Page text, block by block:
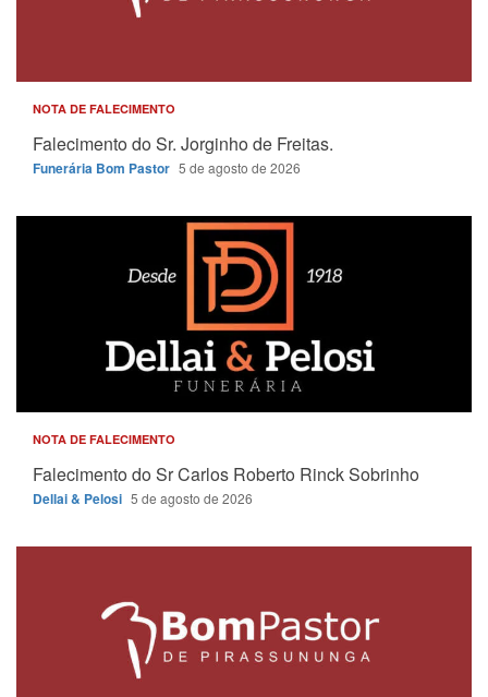
NOTA DE FALECIMENTO
Falecimento do Sr. Jorginho de Freitas.
Funerária Bom Pastor 5 de agosto de 2026
NOTA DE FALECIMENTO
Falecimento do Sr Carlos Roberto Rinck Sobrinho
Dellai & Pelosi 5 de agosto de 2026